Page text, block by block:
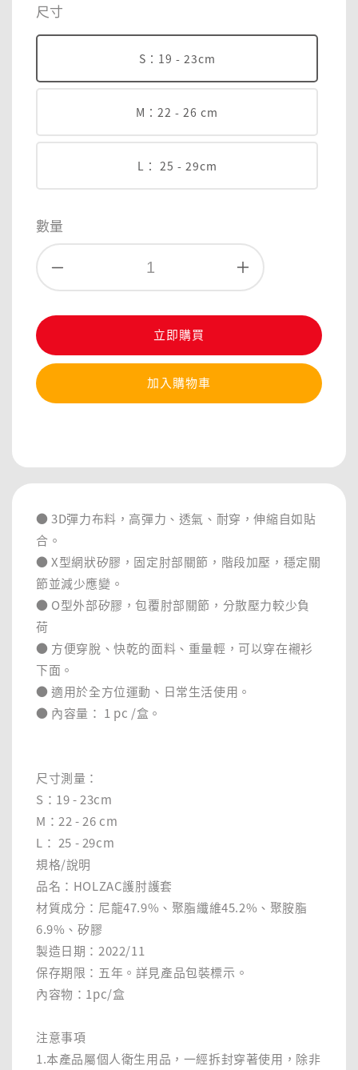
尺寸
S：19 - 23cm
M：22 - 26 cm
L： 25 - 29cm
數量
立即購買
加入購物車
● 3D彈力布料，高彈力、透氣、耐穿，伸縮自如貼
合。
● X型網狀矽膠，固定肘部關節，階段加壓，穩定關
節並減少應變。
● O型外部矽膠，包覆肘部關節，分散壓力較少負
荷
● 方便穿脫、快乾的面料、重量輕，可以穿在襯衫
下面。
● 適用於全方位運動、日常生活使用。
● 內容量： 1 pc /盒。
尺寸測量：
S：19 - 23cm
M：22 - 26 cm
L： 25 - 29cm
規格/說明
品名：HOLZAC護肘護套
材質成分：尼龍47.9%、聚脂纖維45.2%、聚胺脂
6.9%、矽膠
製造日期：2022/11
保存期限：五年。詳見產品包裝標示。
內容物：1pc/盒
注意事項
1.本產品屬個人衛生用品，一經拆封穿著使用，除非